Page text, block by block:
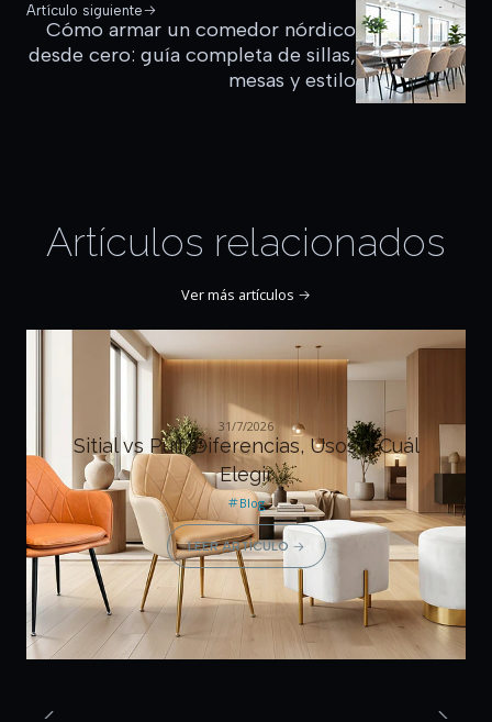
Artículo siguiente
Cómo armar un comedor nórdico
desde cero: guía completa de sillas,
mesas y estilo
Artículos relacionados
Ver más artículos
31/7/2026
Sitial vs Puff: Diferencias, Usos y Cuál
Elegir
Blog
LEER ARTÍCULO